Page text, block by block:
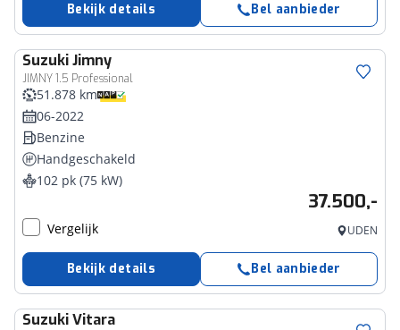
Bekijk details Bel aanbieder
SuzukiJimny
JIMNY 1.5 Professional
Bedrijfswagen
51.878 km
06-2022
Benzine
Handgeschakeld
102 pk (75 kW)
37.500,-
Vergelijk UDEN
Bekijk details Bel aanbieder
SuzukiVitara